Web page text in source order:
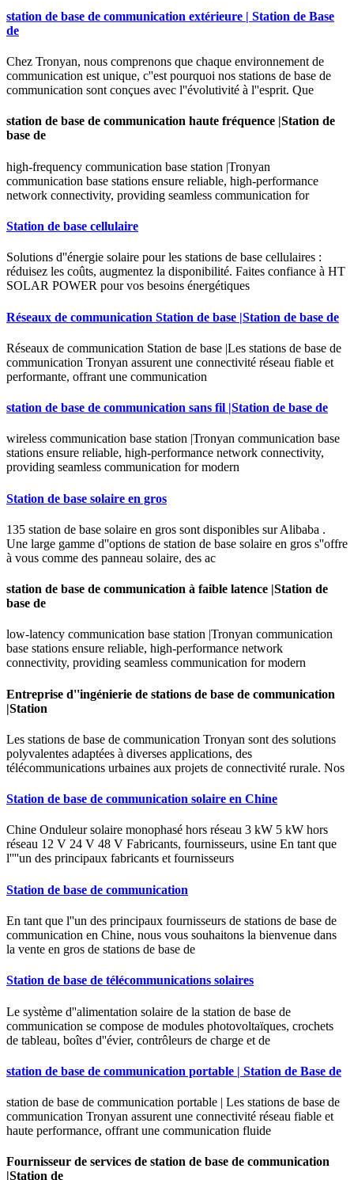
station de base de communication extérieure | Station de Base
de
Chez Tronyan, nous comprenons que chaque environnement de
communication est unique, c''est pourquoi nos stations de base de
communication sont conçues avec l''évolutivité à l''esprit. Que
station de base de communication haute fréquence |Station de
base de
high-frequency communication base station |Tronyan
communication base stations ensure reliable, high-performance
network connectivity, providing seamless communication for
Station de base cellulaire
Solutions d''énergie solaire pour les stations de base cellulaires :
réduisez les coûts, augmentez la disponibilité. Faites confiance à HT
SOLAR POWER pour vos besoins énergétiques
Réseaux de communication Station de base |Station de base de
Réseaux de communication Station de base |Les stations de base de
communication Tronyan assurent une connectivité réseau fiable et
performante, offrant une communication
station de base de communication sans fil |Station de base de
wireless communication base station |Tronyan communication base
stations ensure reliable, high-performance network connectivity,
providing seamless communication for modern
Station de base solaire en gros
135 station de base solaire en gros sont disponibles sur Alibaba .
Une large gamme d''options de station de base solaire en gros s''offre
à vous comme des panneau solaire, des ac
station de base de communication à faible latence |Station de
base de
low-latency communication base station |Tronyan communication
base stations ensure reliable, high-performance network
connectivity, providing seamless communication for modern
Entreprise d''ingénierie de stations de base de communication
|Station
Les stations de base de communication Tronyan sont des solutions
polyvalentes adaptées à diverses applications, des
télécommunications urbaines aux projets de connectivité rurale. Nos
Station de base de communication solaire en Chine
Chine Onduleur solaire monophasé hors réseau 3 kW 5 kW hors
réseau 12 V 24 V 48 V Fabricants, fournisseurs, usine En tant que
l''''un des principaux fabricants et fournisseurs
Station de base de communication
En tant que l''un des principaux fournisseurs de stations de base de
communication en Chine, nous vous souhaitons la bienvenue dans
la vente en gros de stations de base de
Station de base de télécommunications solaires
Le système d''alimentation solaire de la station de base de
communication se compose de modules photovoltaïques, crochets
de tableau, boîtes d''évier, contrôleurs de charge et de
station de base de communication portable | Station de Base de
station de base de communication portable | Les stations de base de
communication Tronyan assurent une connectivité réseau fiable et
haute performance, offrant une communication fluide
Fournisseur de services de station de base de communication
|Station de